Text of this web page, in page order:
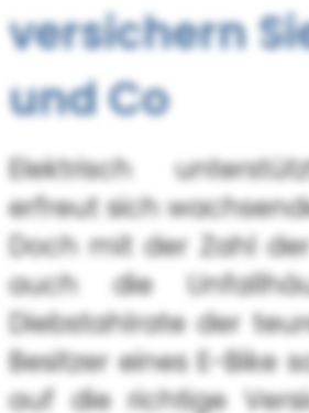
versichern
und Co
Elektrisch
erfreut sich
Doch mit der Zahl
auch die
Diebstahlrate der
Besitzer eines E-Bike
auf die richtige